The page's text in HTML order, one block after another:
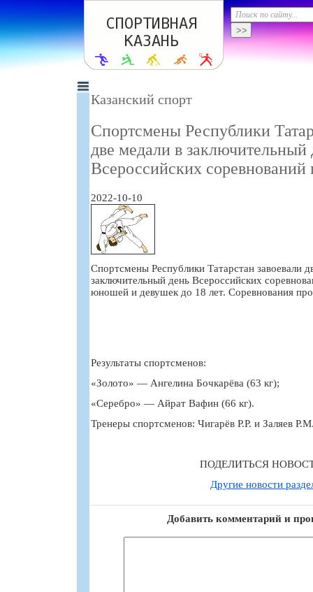
Казанский спорт
Спортсмены Республики
две медали в заключительный
Всероссийских соревнований
2022-10-10
Спортсмены Республики Татарстан завоевали
заключительный день Всероссийских
юношей и девушек до 18 лет. Соревнования
Результаты спортсменов:
«Золото» — Ангелина Бочкарёва (63 кг);
«Серебро» — Айрат Вафин (66 кг).
Тренеры спортсменов: Чигарёв Р.Р. и Заляев
ПОДЕЛИТЬСЯ
Другие новости
Добавить комментарий и